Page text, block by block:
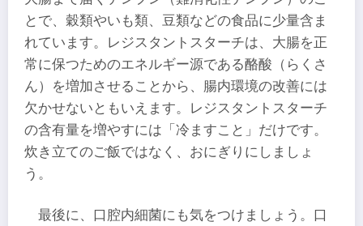
とで、穀類やいも類、豆類などの食品に少量含ま
れています。レジスタントスターチは、大腸を正
常に保つためのエネルギー源である酪酸（らくさ
ん）を増加させることから、腸内環境の改善には
欠かせないともいえます。レジスタントスターチ
の含有量を増やすには「冷ますこと」だけです。
炊き立てのご飯ではなく、おにぎりにしましょ
う。
最後に、口腔内細菌にも気をつけましょう。口